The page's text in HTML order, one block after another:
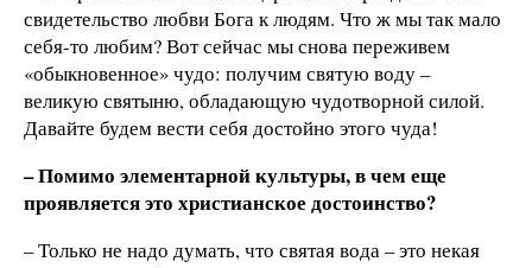
свидетельство любви Бога к людям. Что ж мы так мало
себя-то любим? Вот сейчас мы снова переживем
«обыкновенное» чудо: получим святую воду –
великую святыню, обладающую чудотворной силой.
Давайте будем вести себя достойно этого чуда!
– Помимо элементарной культуры, в чем еще
проявляется это христианское достоинство?
– Только не надо думать, что святая вода – это некая